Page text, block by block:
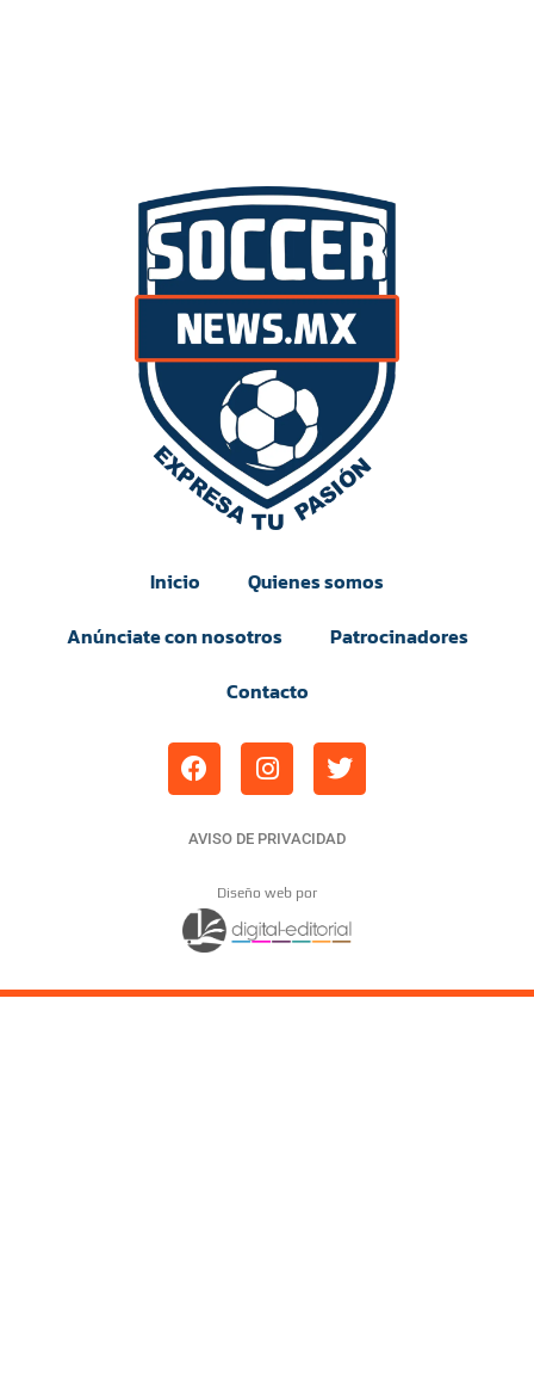
Inicio
Quienes somos
Anúnciate con nosotros
Patrocinadores
Contacto
AVISO DE PRIVACIDAD
Diseño web por